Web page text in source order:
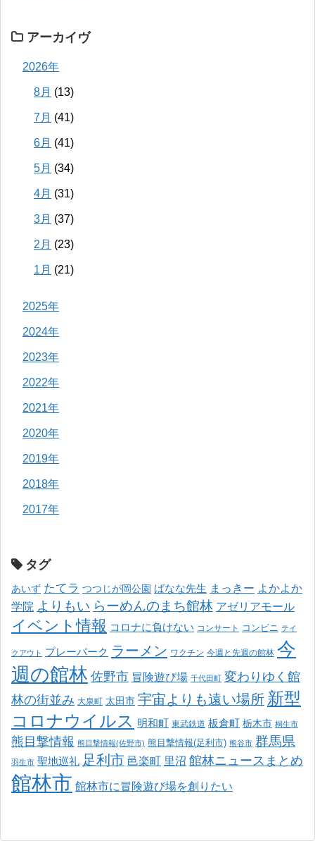
アーカイヴ
2026年
8月 (13)
7月 (41)
6月 (41)
5月 (34)
4月 (31)
3月 (37)
2月 (23)
1月 (21)
2025年
2024年
2023年
2022年
2021年
2020年
2019年
2018年
2017年
タグ
あいず たてラ つつじが岡公園 ばなな先生 まっきー よかよか
学院 よりもい らーめんのまち館林 アゼリアモール
イベント情報 コロナに負けない コンサート コンビニ テイ
クアウト プレーパーク ラーメン ワクチン 今週と先週の館林 今
週の館林 佐野市 冒険遊び場 千代田町 変わりゆく館
林の街並み 大泉町 太田市 宇宙よりも遠い場所 新型
コロナウイルス 明和町 東武鉄道 板倉町 栃木市 桐生市
熊目撃情報 熊目撃情報(佐野市) 熊目撃情報(足利市) 熊谷市 群馬県
羽生市 聖地巡礼 足利市 邑楽町 里沼 館林ニュースまとめ
館林市 館林市に冒険遊び場を創りたい